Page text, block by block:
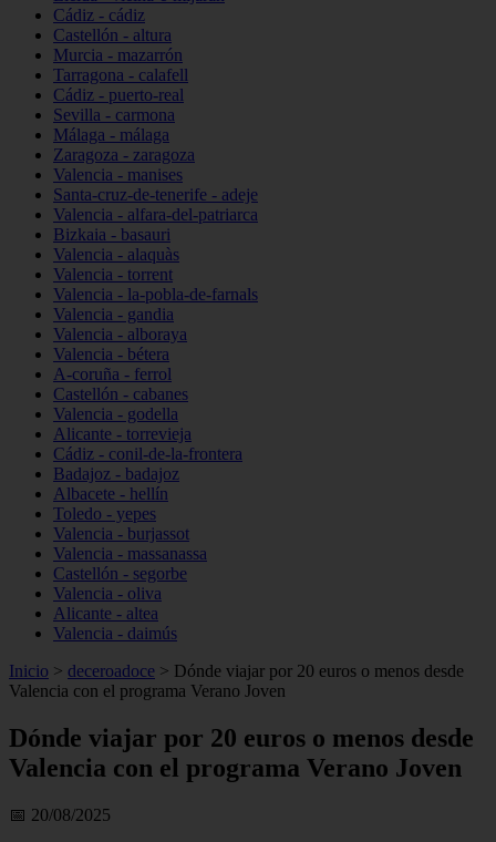
Cádiz - cádiz
Castellón - altura
Murcia - mazarrón
Tarragona - calafell
Cádiz - puerto-real
Sevilla - carmona
Málaga - málaga
Zaragoza - zaragoza
Valencia - manises
Santa-cruz-de-tenerife - adeje
Valencia - alfara-del-patriarca
Bizkaia - basauri
Valencia - alaquàs
Valencia - torrent
Valencia - la-pobla-de-farnals
Valencia - gandia
Valencia - alboraya
Valencia - bétera
A-coruña - ferrol
Castellón - cabanes
Valencia - godella
Alicante - torrevieja
Cádiz - conil-de-la-frontera
Badajoz - badajoz
Albacete - hellín
Toledo - yepes
Valencia - burjassot
Valencia - massanassa
Castellón - segorbe
Valencia - oliva
Alicante - altea
Valencia - daimús
Inicio > deceroadoce > Dónde viajar por 20 euros o menos desde
Valencia con el programa Verano Joven
Dónde viajar por 20 euros o menos desde
Valencia con el programa Verano Joven
📅 20/08/2025